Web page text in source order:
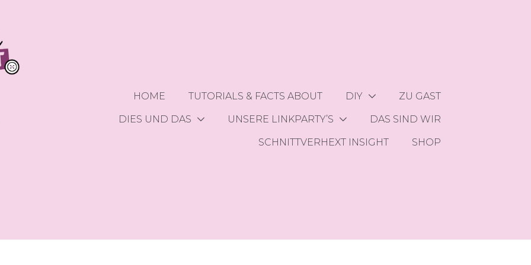
HOME TUTORIALS & FACTS ABOUT DIY ZU GAST
DIES UND DAS UNSERE LINKPARTY’S DAS SIND WIR
SCHNITTVERHEXT INSIGHT SHOP